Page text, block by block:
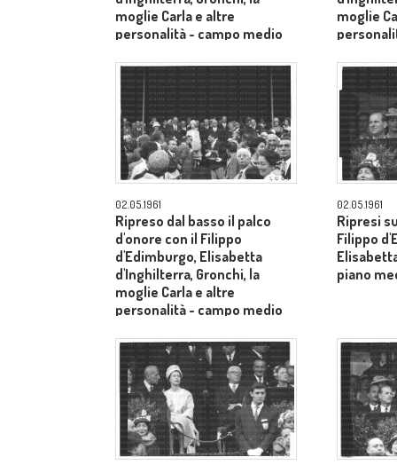
moglie Carla e altre
personalità - campo medio
moglie
02.05.1961
Ripreso dal basso il palco
d'onore con il Filippo
d'Edimburgo, Elisabetta
d'Inghilterra, Gronchi, la
moglie Carla e altre
personalità - campo medio
02.05.1961
Ripresi
Filippo
piano